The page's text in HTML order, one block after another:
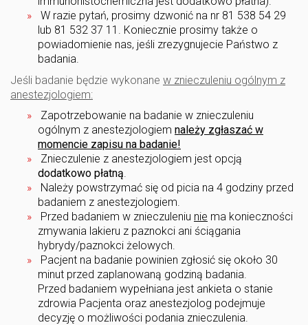
W razie pytań, prosimy dzwonić na nr 81 538 54 29
lub 81 532 37 11. Koniecznie prosimy także o
powiadomienie nas, jeśli zrezygnujecie Państwo z
badania.
Jeśli badanie będzie wykonane w znieczuleniu ogólnym z
anestezjologiem:
Zapotrzebowanie na badanie w znieczuleniu
ogólnym z anestezjologiem należy zgłaszać w
momencie zapisu na badanie!
Znieczulenie z anestezjologiem jest opcją
dodatkowo płatną.
Należy powstrzymać się od picia na 4 godziny przed
badaniem z anestezjologiem.
Przed badaniem w znieczuleniu nie ma konieczności
zmywania lakieru z paznokci ani ściągania
hybrydy/paznokci żelowych.
Pacjent na badanie powinien zgłosić się około 30
minut przed zaplanowaną godziną badania.
Przed badaniem wypełniana jest ankieta o stanie
zdrowia Pacjenta oraz anestezjolog podejmuje
decyzję o możliwości podania znieczulenia.